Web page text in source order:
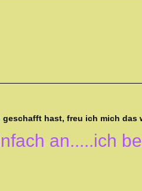
geschafft hast, freu ich mich
an.....ich